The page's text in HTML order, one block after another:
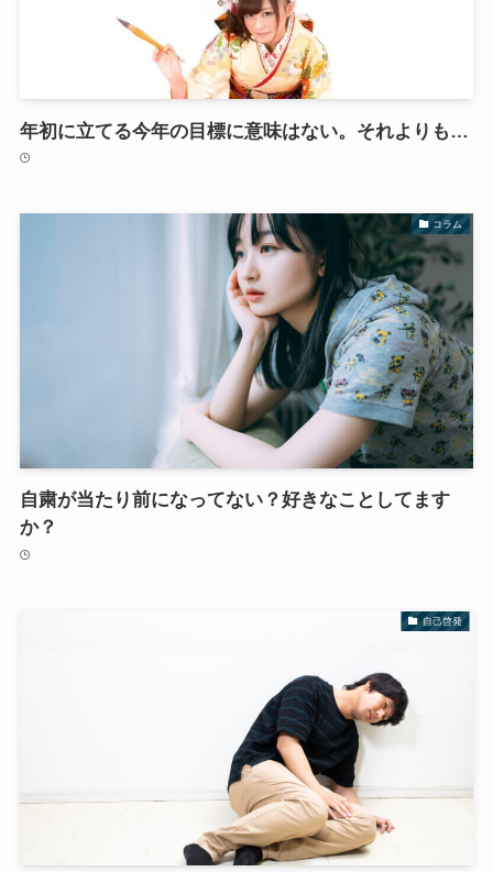
年初に立てる今年の目標に意味はない。それよりも…
コラム
自粛が当たり前になってない？好きなことしてます
か？
自己啓発